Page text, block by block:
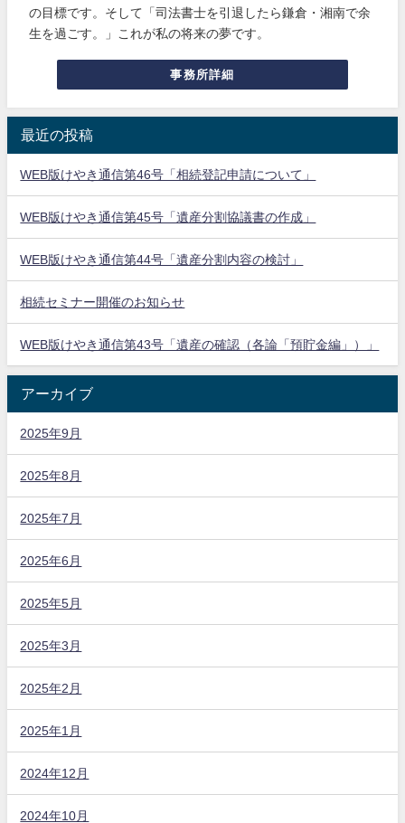
の目標です。そして「司法書士を引退したら鎌倉・湘南で余
生を過ごす。」これが私の将来の夢です。
事務所詳細
最近の投稿
WEB版けやき通信第46号「相続登記申請について」
WEB版けやき通信第45号「遺産分割協議書の作成」
WEB版けやき通信第44号「遺産分割内容の検討」
相続セミナー開催のお知らせ
WEB版けやき通信第43号「遺産の確認（各論「預貯金編」）」
アーカイブ
2025年9月
2025年8月
2025年7月
2025年6月
2025年5月
2025年3月
2025年2月
2025年1月
2024年12月
2024年10月